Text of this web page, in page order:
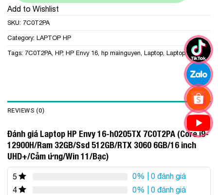
Add to Wishlist
SKU: 7C0T2PA
Category: LAPTOP HP
Tags: 7C0T2PA HP, HP Envy 16 hp mainguyen Laptop Laptop HP
REVIEWS (0)
Đánh giá Laptop HP Envy 16-h0205TX 7C0T2PA (Core i9-
12900H/Ram 32GB/Ssd 512GB/RTX 3060 6GB/16 inch
UHD+/Cảm ứng/Win 11/Bạc)
5 0% | 0 đánh giá
4
0% | 0 đánh giá